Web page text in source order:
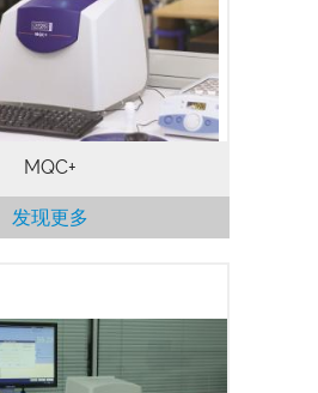
使物体是不透明的，也可以
加准确。核磁共振测量不会
破坏，因此样品测试后可以
量或使用其他技术进行分
析。
MQC+
发现更多
衡量食用油和脂肪的一个
烘焙、糖果点心和人造黄油
熔化曲线决定了食用油/脂